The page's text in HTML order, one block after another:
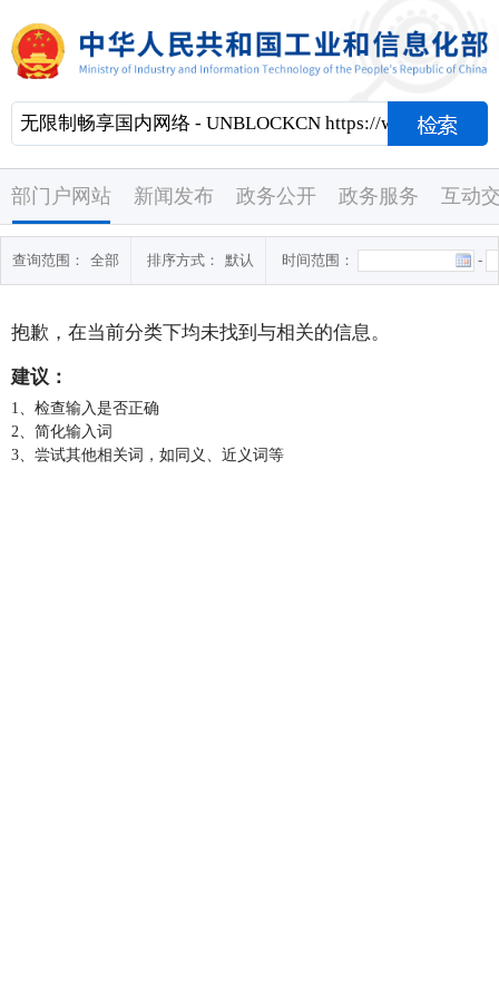
部门户网站 新闻发布 政务公开 政务服务 互动
查询范围： 全部 排序方式： 默认 时间范围： -
抱歉，在当前分类下均未找到与相关的信息。
建议：
1、检查输入是否正确
2、简化输入词
3、尝试其他相关词，如同义、近义词等